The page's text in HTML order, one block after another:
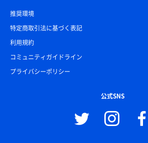
推奨環境
特定商取引法に基づく表記
利用規約
コミュニティガイドライン
プライバシーポリシー
公式SNS